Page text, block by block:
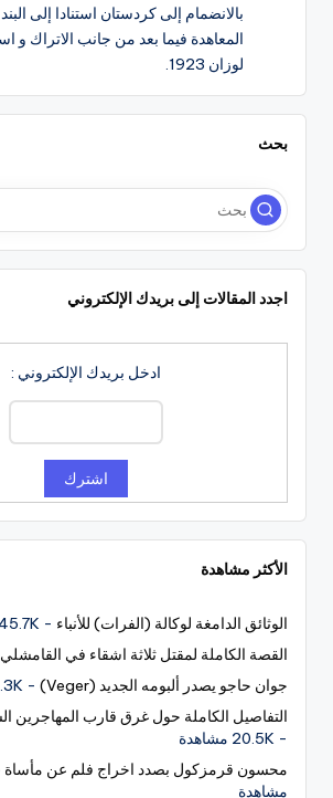
المعاهدة فيما بعد من جانب الاتراك و
لوزان 1923.
بحث
اجدد المقالات إلى بريدك الإلكتروني
ادخل بريدك الإلكتروني :
الأكثر مشاهدة
الوثائق الدامغة لوكالة (الفرات) للأنباء - 245.7K مشاهدة
القصة الكاملة لمقتل ثلاثة اشقاء في القامشلي
جوان حاجو يصدر ألبومه الجديد (Veger)
- 25.3K مشاهدة
التفاصيل الكاملة حول غرق قارب المهاجرين
- 20.5K مشاهدة
محسون قرمزكول بصدد اخراج فلم عن مأساة
مشاهدة